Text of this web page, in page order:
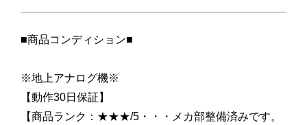
■商品コンディション■
※地上アナログ機※
【動作30日保証】
【商品ランク：★★★/5・・・メカ部整備済みです。